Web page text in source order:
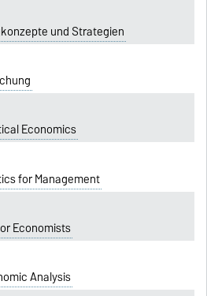
und Strategien
Economics
for Management
Economists
Analysis